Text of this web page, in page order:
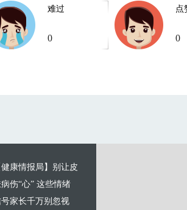
难过
0
点
0
健康情报局】别让皮
病伤“心” 这些情绪
家长千万别忽视